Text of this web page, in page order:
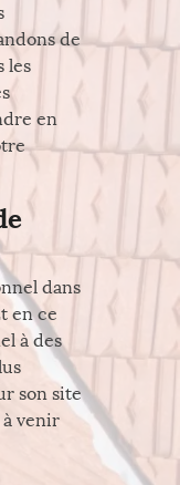
de
les
en
dans
en ce
à des
son site
venir